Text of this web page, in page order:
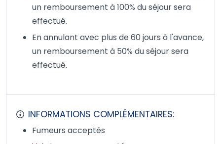
un remboursement à 100% du séjour sera
effectué.
En annulant avec plus de 60 jours à l'avance,
un remboursement à 50% du séjour sera
effectué.
INFORMATIONS COMPLÉMENTAIRES:
Fumeurs acceptés